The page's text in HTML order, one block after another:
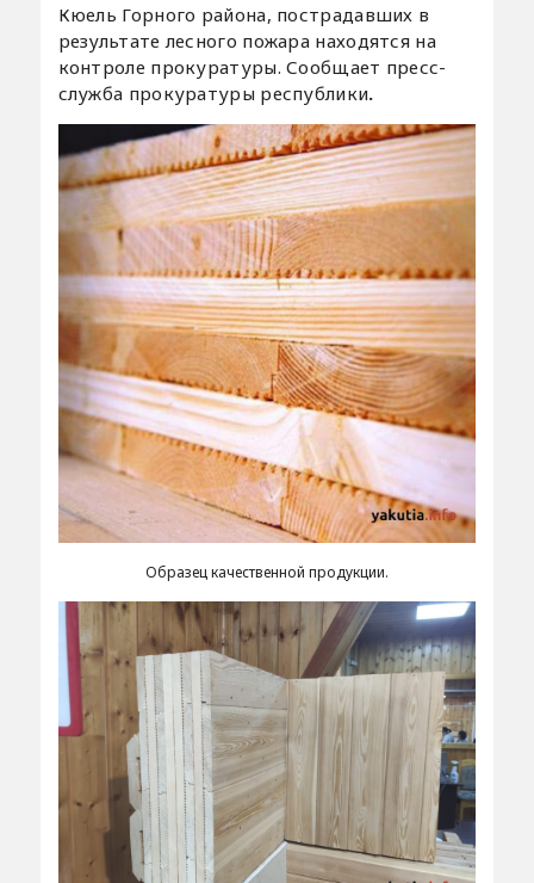
Кюель Горного района, пострадавших в
результате лесного пожара находятся на
контроле прокуратуры. Сообщает пресс-
служба прокуратуры республики.
Образец качественной продукции.